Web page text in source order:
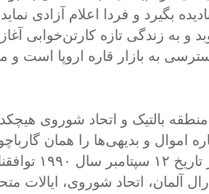
بگیرد و فردا اعلام آزادی
به زندگی تازه کارتن‌خوابی
به بازار قاره اروپا است و
بالتیک و اتحاد شوروی
اموال و بدیهی‌ها را همان
آلمان
آلمان، اتحاد شوروی، ایالات